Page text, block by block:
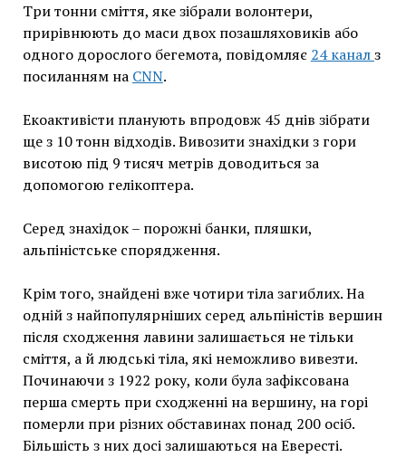
Три тонни сміття, яке зібрали волонтери,
прирівнюють до маси двох позашляховиків або
одного дорослого бегемота, повідомляє 24 каналз
посиланням на CNN.
Екоактивісти планують впродовж 45 днів зібрати
ще з 10 тонн відходів. Вивозити знахідки з гори
висотою під 9 тисяч метрів доводиться за
допомогою гелікоптера.
Серед знахідок – порожні банки, пляшки,
альпіністське спорядження.
Крім того, знайдені вже чотири тіла загиблих. На
одній з найпопулярніших серед альпіністів вершин
після сходження лавини залишається не тільки
сміття, а й людські тіла, які неможливо вивезти.
Починаючи з 1922 року, коли була зафіксована
перша смерть при сходженні на вершину, на горі
померли при різних обставинах понад 200 осіб.
Більшість з них досі залишаються на Евересті.